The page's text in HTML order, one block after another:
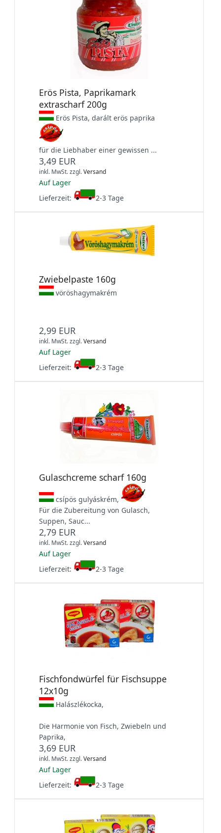
Erös Pista, Paprikamark
extrascharf 200g
Erös Pista, darált erös paprika
für die Liebhaber einer gewissen ...
3,49 EUR
inkl. MwSt.zzgl.Versand
Auf Lager
Lieferzeit:
2-3 Tage
Zwiebelpaste 160g
vöröshagymakrém
2,99 EUR
inkl. MwSt.zzgl.Versand
Auf Lager
Lieferzeit:
2-3 Tage
Gulaschcreme scharf 160g
csípös gulyáskrém,
Für die Zubereitung von Gulasch,
Suppen, Sauc...
2,79 EUR
inkl. MwSt.zzgl.Versand
Auf Lager
Lieferzeit:
2-3 Tage
Fischfondwürfel für Fischsuppe
12x10g
Halászlékocka,
Die Harmonie von Fisch, Zwiebeln und
Paprika,
3,69 EUR
inkl. MwSt.zzgl.Versand
Auf Lager
Lieferzeit:
2-3 Tage